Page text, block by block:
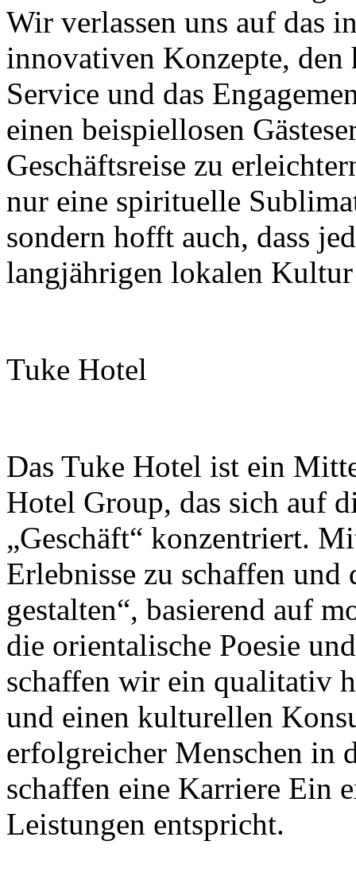
Wir verlassen uns auf das
innovativen Konzepte,
Service und das
einen beispiellosen
Geschäftsreise zu
nur eine spirituelle
sondern hofft auch, dass
langjährigen lokalen
Tuke Hotel
Das Tuke Hotel ist ein
Hotel Group, das sich auf
„Geschäft“ konzentriert.
Erlebnisse zu schaffen
gestalten“, basierend auf
die orientalische Poesie
schaffen wir ein qualitativ
und einen kulturellen
erfolgreicher Menschen in
schaffen eine Karriere Ein
Leistungen entspricht.